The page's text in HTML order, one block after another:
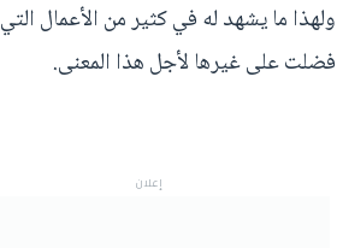
ولهذا ما يشهد له في كثير من الأعمال التي
فضلت على غيرها لأجل هذا المعنى.
إعلان